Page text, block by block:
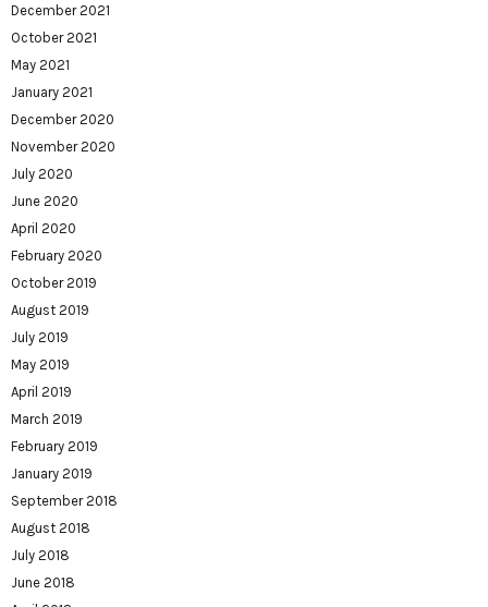
December 2021
October 2021
May 2021
January 2021
December 2020
November 2020
July 2020
June 2020
April 2020
February 2020
October 2019
August 2019
July 2019
May 2019
April 2019
March 2019
February 2019
January 2019
September 2018
August 2018
July 2018
June 2018